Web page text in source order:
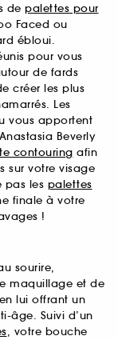
de palettes pour
Faced ou
ébloui.
pour vous
de fards
créer les plus
Les
vous apportent
Beverly
contouring afin
sur votre visage
pas les palettes
finale à votre
!
sourire,
maquillage et de
lui offrant un
âge. Suivi d’un
, votre bouche